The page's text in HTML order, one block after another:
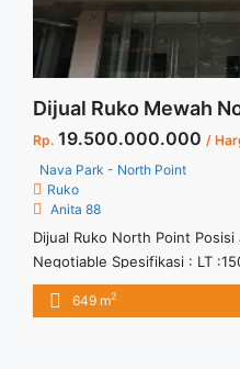
Rp. 19.500.000.000 /
Nava Park - North Point
Ruko
Anita 88
Dijual Ruko North Point Posisi
Negotiable Spesifikasi : LT
lantai + 1 basement Listrik
Kapasitas parkir private ruko
649 m2